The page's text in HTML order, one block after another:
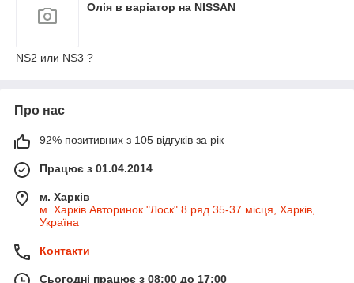
Олія в варіатор на NISSAN
NS2 или NS3 ?
Про нас
92% позитивних з 105 відгуків за рік
Працює з 01.04.2014
м. Харків
м .Харків Авторинок "Лоск" 8 ряд 35-37 місця, Харків,
Україна
Контакти
Сьогодні працює з 08:00 до 17:00